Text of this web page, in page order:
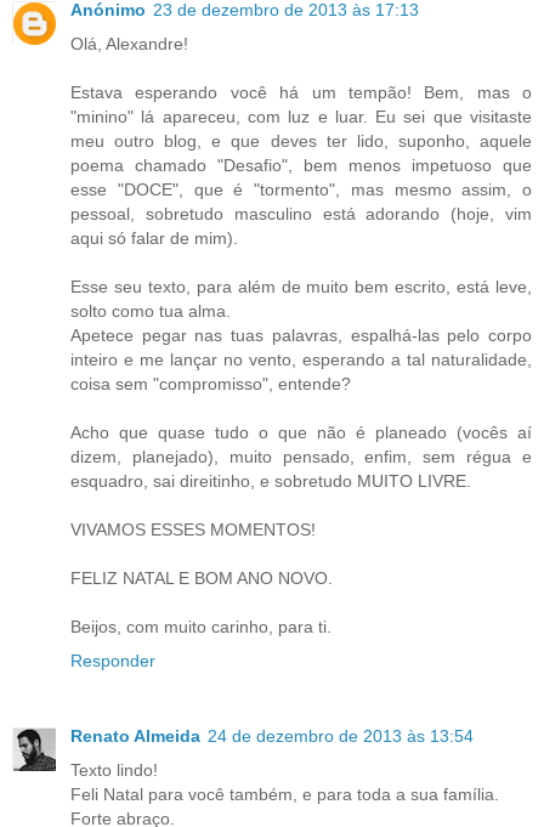
Anónimo 23 de dezembro de 2013 às 17:13
Olá, Alexandre!
Estava esperando você há um tempão! Bem, mas o
"minino" lá apareceu, com luz e luar. Eu sei que visitaste
meu outro blog, e que deves ter lido, suponho, aquele
poema chamado "Desafio", bem menos impetuoso que
esse "DOCE", que é "tormento", mas mesmo assim, o
pessoal, sobretudo masculino está adorando (hoje, vim
aqui só falar de mim).
Esse seu texto, para além de muito bem escrito, está leve,
solto como tua alma.
Apetece pegar nas tuas palavras, espalhá-las pelo corpo
inteiro e me lançar no vento, esperando a tal naturalidade,
coisa sem "compromisso", entende?
Acho que quase tudo o que não é planeado (vocês aí
dizem, planejado), muito pensado, enfim, sem régua e
esquadro, sai direitinho, e sobretudo MUITO LIVRE.
VIVAMOS ESSES MOMENTOS!
FELIZ NATAL E BOM ANO NOVO.
Beijos, com muito carinho, para ti.
Responder
Renato Almeida 24 de dezembro de 2013 às 13:54
Texto lindo!
Feli Natal para você também, e para toda a sua família.
Forte abraço.